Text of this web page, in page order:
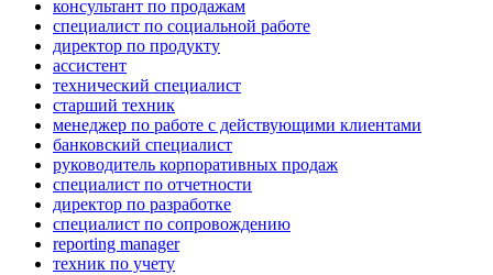
консультант по продажам
специалист по социальной работе
директор по продукту
ассистент
технический специалист
старший техник
менеджер по работе с действующими клиентами
банковский специалист
руководитель корпоративных продаж
специалист по отчетности
директор по разработке
специалист по сопровождению
reporting manager
техник по учету